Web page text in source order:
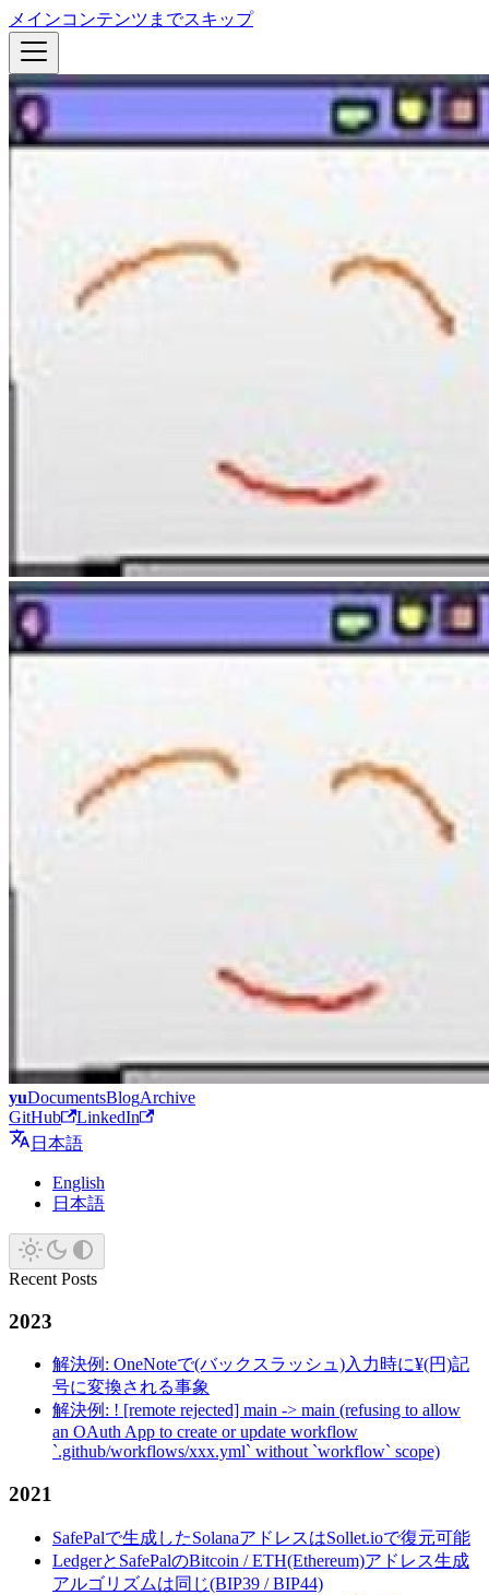
メインコンテンツまでスキップ
yuDocumentsBlogArchive
GitHub
LinkedIn
日本語
English
日本語
Recent Posts
2023
解決例: OneNoteで(バックスラッシュ)入力時に¥(円)記
号に変換される事象
解決例: ! [remote rejected] main -> main (refusing to allow
an OAuth App to create or update workflow
`.github/workflows/xxx.yml` without `workflow` scope)
2021
SafePalで生成したSolanaアドレスはSollet.ioで復元可能
LedgerとSafePalのBitcoin / ETH(Ethereum)アドレス生成
アルゴリズムは同じ(BIP39 / BIP44)